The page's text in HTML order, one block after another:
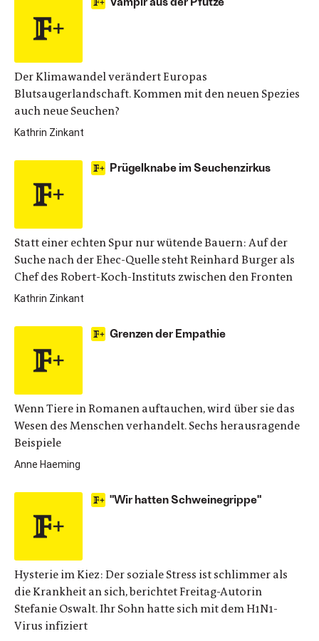
Der Klimawandel verändert Europas
Blutsaugerlandschaft. Kommen mit den neuen Spezies
auch neue Seuchen?
Kathrin Zinkant
Prügelknabe im Seuchenzirkus
Statt einer echten Spur nur wütende Bauern: Auf der
Suche nach der Ehec-Quelle steht Reinhard Burger als
Chef des Robert-Koch-Instituts zwischen den Fronten
Kathrin Zinkant
Grenzen der Empathie
Wenn Tiere in Romanen auftauchen, wird über sie das
Wesen des Menschen verhandelt. Sechs herausragende
Beispiele
Anne Haeming
"Wir hatten Schweinegrippe"
Hysterie im Kiez: Der soziale Stress ist schlimmer als
die Krankheit an sich, berichtet Freitag-Autorin
Stefanie Oswalt. Ihr Sohn hatte sich mit dem H1N1-
Virus infiziert